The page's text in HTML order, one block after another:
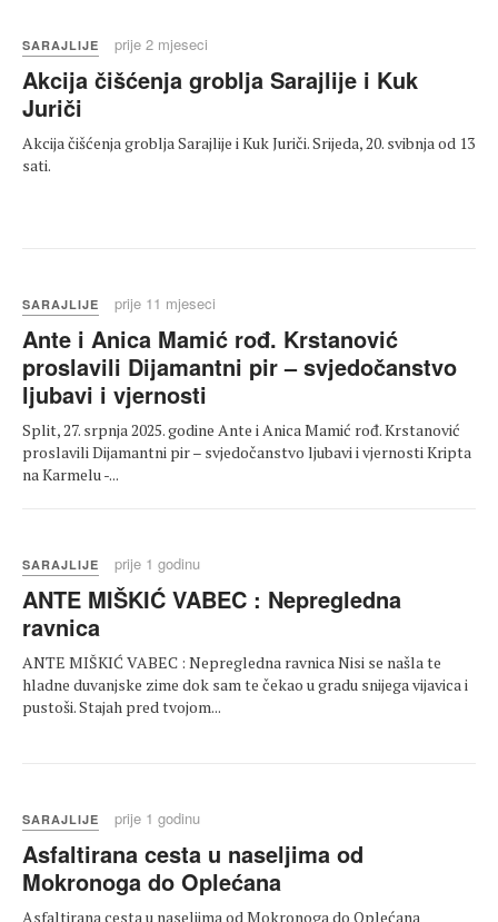
SARAJLIJE prije 2 mjeseci
Akcija čišćenja groblja Sarajlije i Kuk
Juriči
Akcija čišćenja groblja Sarajlije i Kuk Juriči. Srijeda, 20. svibnja od 13
sati.
SARAJLIJE prije 11 mjeseci
Ante i Anica Mamić rođ. Krstanović
proslavili Dijamantni pir – svjedočanstvo
ljubavi i vjernosti
Split, 27. srpnja 2025. godine Ante i Anica Mamić rođ. Krstanović
proslavili Dijamantni pir – svjedočanstvo ljubavi i vjernosti Kripta
na Karmelu -...
SARAJLIJE prije 1 godinu
ANTE MIŠKIĆ VABEC : Nepregledna
ravnica
ANTE MIŠKIĆ VABEC : Nepregledna ravnica Nisi se našla te
hladne duvanjske zime dok sam te čekao u gradu snijega vijavica i
pustoši. Stajah pred tvojom...
SARAJLIJE prije 1 godinu
Asfaltirana cesta u naseljima od
Mokronoga do Oplećana
Asfaltirana cesta u naseljima od Mokronoga do Oplećana